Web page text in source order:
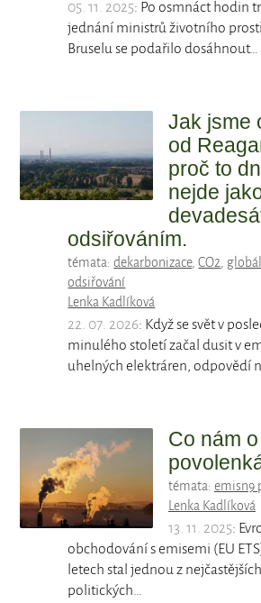
05. 11. 2025: Po osmnáct hodin
jednání ministrů životního
Bruselu se podařilo dosáhnout…
Jak jsme
od
proč to
nejde
odsiřováním.
témata:dekarbonizace,CO2,
odsiřování
Lenka Kadlíková
22. 07. 2026: Když se svět v
minulého století začal dusit v
uhelných elektráren, odpovědí
Co nám
témata: emisn9
Lenka Kadlíková
13. 11. 2025:
obchodování s emisemi (EU
letech stal jednou z
politických…